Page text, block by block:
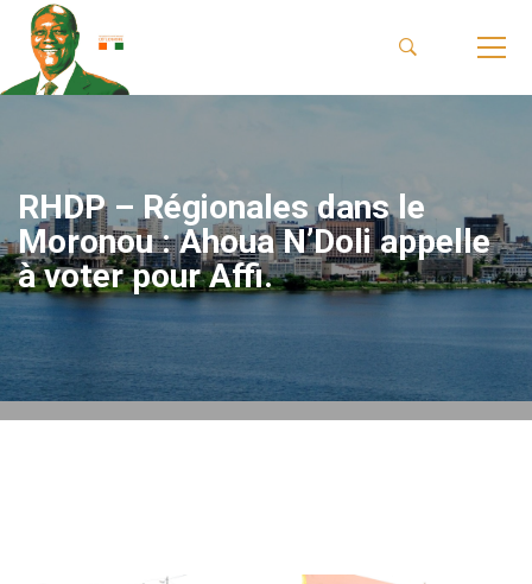
RHDP – Régionales dans le
Moronou : Ahoua N’Doli appelle
à voter pour Affi.